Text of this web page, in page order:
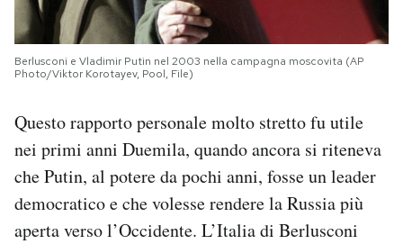
Berlusconi e Vladimir Putin nel 2003 nella campagna moscovita (AP
Photo/Viktor Korotayev, Pool, File)
Questo rapporto personale molto stretto fu utile
nei primi anni Duemila, quando ancora si riteneva
che Putin, al potere da pochi anni, fosse un leader
democratico e che volesse rendere la Russia più
aperta verso l’Occidente. L’Italia di Berlusconi